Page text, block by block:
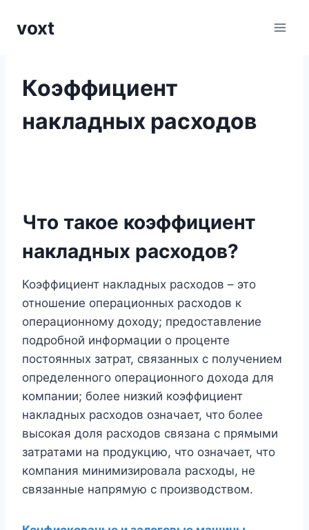
voxt
Коэффициент
накладных расходов
Что такое коэффициент
накладных расходов?
Коэффициент накладных расходов – это
отношение операционных расходов к
операционному доходу; предоставление
подробной информации о проценте
постоянных затрат, связанных с получением
определенного операционного дохода для
компании; более низкий коэффициент
накладных расходов означает, что более
высокая доля расходов связана с прямыми
затратами на продукцию, что означает, что
компания минимизировала расходы, не
связанные напрямую с производством.